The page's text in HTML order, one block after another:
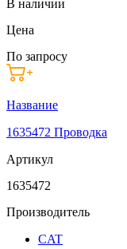
В наличии
Цена
По запросу
Название
1635472 Проводка
Артикул
1635472
Производитель
CAT